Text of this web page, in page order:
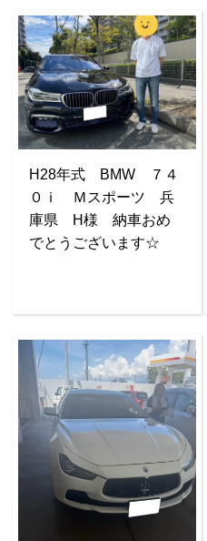
H28年式 BMW ７４
０ｉ Ｍスポーツ 兵
庫県 H様 納車おめ
でとうございます☆